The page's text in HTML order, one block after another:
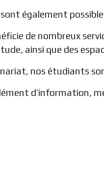
également
de nombreux
ainsi que des
nos étudiants
d’information,